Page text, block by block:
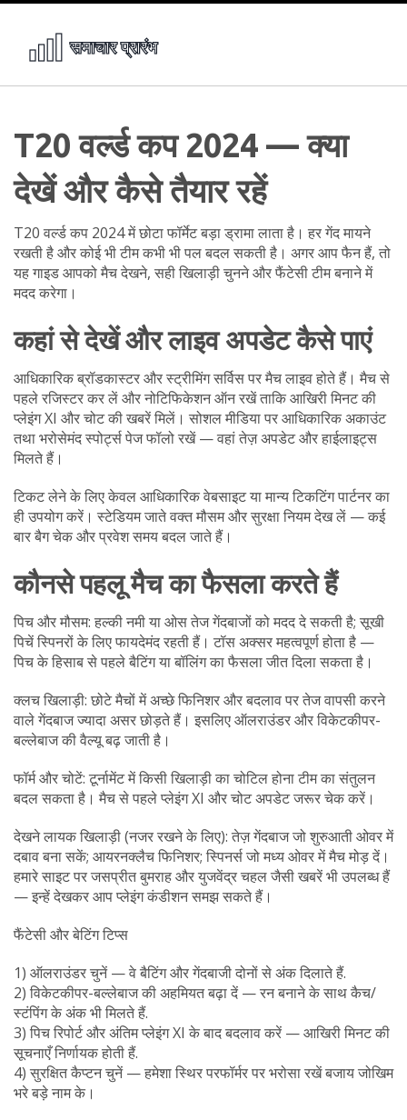
T20 वर्ल्ड कप 2024 — क्या
देखें और कैसे तैयार रहें
T20 वर्ल्ड कप 2024 में छोटा फॉर्मेट बड़ा ड्रामा लाता है। हर गेंद मायने
रखती है और कोई भी टीम कभी भी पल बदल सकती है। अगर आप फैन हैं, तो
यह गाइड आपको मैच देखने, सही खिलाड़ी चुनने और फैंटेसी टीम बनाने में
मदद करेगा।
कहां से देखें और लाइव अपडेट कैसे पाएं
आधिकारिक ब्रॉडकास्टर और स्ट्रीमिंग सर्विस पर मैच लाइव होते हैं। मैच से
पहले रजिस्टर कर लें और नोटिफिकेशन ऑन रखें ताकि आखिरी मिनट की
प्लेइंग XI और चोट की खबरें मिलें। सोशल मीडिया पर आधिकारिक अकाउंट
तथा भरोसेमंद स्पोर्ट्स पेज फॉलो रखें — वहां तेज़ अपडेट और हाईलाइट्स
मिलते हैं।
टिकट लेने के लिए केवल आधिकारिक वेबसाइट या मान्य टिकटिंग पार्टनर का
ही उपयोग करें। स्टेडियम जाते वक्त मौसम और सुरक्षा नियम देख लें — कई
बार बैग चेक और प्रवेश समय बदल जाते हैं।
कौनसे पहलू मैच का फैसला करते हैं
पिच और मौसम: हल्की नमी या ओस तेज गेंदबाजों को मदद दे सकती है; सूखी
पिचें स्पिनरों के लिए फायदेमंद रहती हैं। टॉस अक्सर महत्वपूर्ण होता है —
पिच के हिसाब से पहले बैटिंग या बॉलिंग का फैसला जीत दिला सकता है।
क्लच खिलाड़ी: छोटे मैचों में अच्छे फिनिशर और बदलाव पर तेज वापसी करने
वाले गेंदबाज ज्यादा असर छोड़ते हैं। इसलिए ऑलराउंडर और विकेटकीपर-
बल्लेबाज की वैल्यू बढ़ जाती है।
फॉर्म और चोटें: टूर्नामेंट में किसी खिलाड़ी का चोटिल होना टीम का संतुलन
बदल सकता है। मैच से पहले प्लेइंग XI और चोट अपडेट जरूर चेक करें।
देखने लायक खिलाड़ी (नजर रखने के लिए): तेज़ गेंदबाज जो शुरुआती ओवर में
दबाव बना सकें; आयरनक्लैच फिनिशर; स्पिनर्स जो मध्य ओवर में मैच मोड़ दें।
हमारे साइट पर जसप्रीत बुमराह और युजवेंद्र चहल जैसी खबरें भी उपलब्ध हैं
— इन्हें देखकर आप प्लेइंग कंडीशन समझ सकते हैं।
फैंटेसी और बेटिंग टिप्स
1) ऑलराउंडर चुनें — वे बैटिंग और गेंदबाजी दोनों से अंक दिलाते हैं.
2) विकेटकीपर-बल्लेबाज की अहमियत बढ़ा दें — रन बनाने के साथ कैच/
स्टंपिंग के अंक भी मिलते हैं.
3) पिच रिपोर्ट और अंतिम प्लेइंग XI के बाद बदलाव करें — आखिरी मिनट की
सूचनाएँ निर्णायक होती हैं.
4) सुरक्षित कैप्टन चुनें — हमेशा स्थिर परफॉर्मर पर भरोसा रखें बजाय जोखिम
भरे बड़े नाम के।